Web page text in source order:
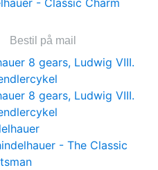
- Classic Charm
Bestil på mail
- The Classic